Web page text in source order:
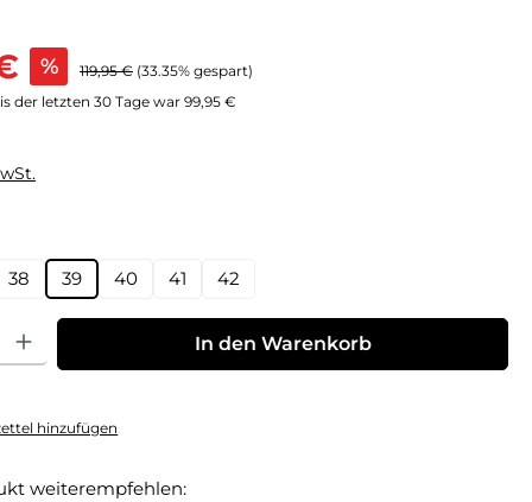
% Regulärer Preis:
119,95 € (33.35% gespart)
der letzten 30 Tage war 99,95 €
38 39 40 41 42
Gib den gewünschten Wert ein oder benutze die Schaltflächen um die
In den Warenkorb
hinzufügen
weiterempfehlen: